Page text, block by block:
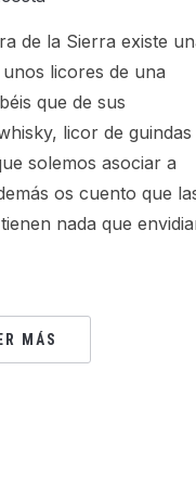
de la Sierra existe
licores de una
que de sus
licor de
solemos asociar a
os cuento que
nada que
MÁS